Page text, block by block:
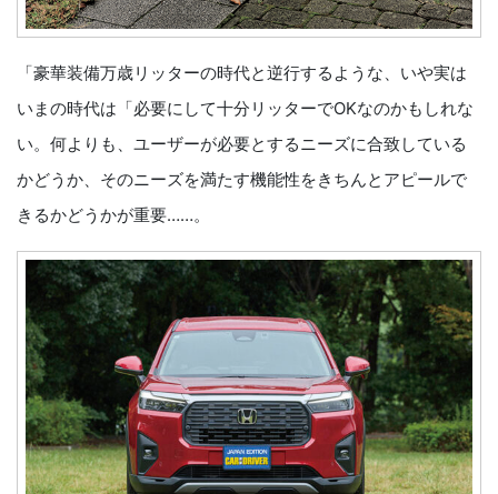
「豪華装備万歳リッターの時代と逆行するような、いや実は
いまの時代は「必要にして十分リッターでOKなのかもしれな
い。何よりも、ユーザーが必要とするニーズに合致している
かどうか、そのニーズを満たす機能性をきちんとアピールで
きるかどうかが重要……。